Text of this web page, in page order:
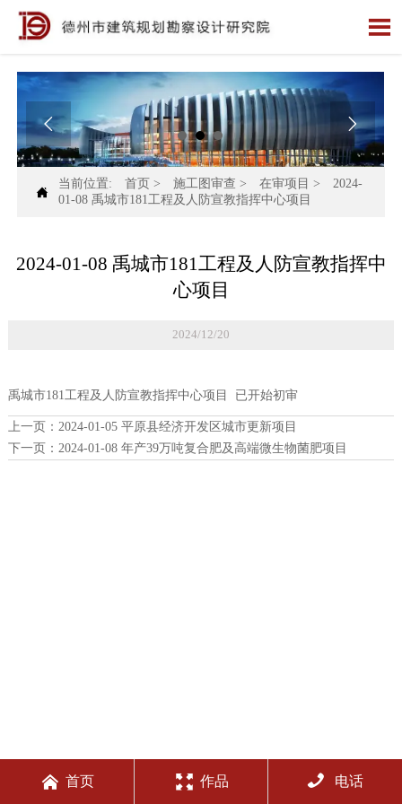

 

当前位置: 首页 > 施工图审查 > 在审项目 >
2024-
01-08 禹城市181工程及人防宣教指挥中心项目
2024-01-08 禹城市181工程及人防宣教指挥中
心项目
2024/12/20
禹城市181工程及人防宣教指挥中心项目 已开始初审
上一页：
2024-01-05 平原县经济开发区城市更新项目
下一页：
2024-01-08 年产39万吨复合肥及高端微生物菌肥项目
 首页  作品  电话